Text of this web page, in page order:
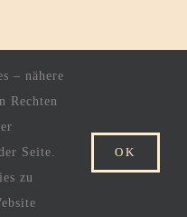
– nähere
Rechten
Seite.
zu
OK